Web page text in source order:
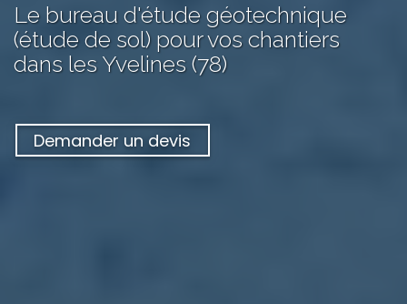
Le bureau d'étude géotechnique
(étude de sol) pour vos chantiers
dans les Yvelines (78)
Demander un devis